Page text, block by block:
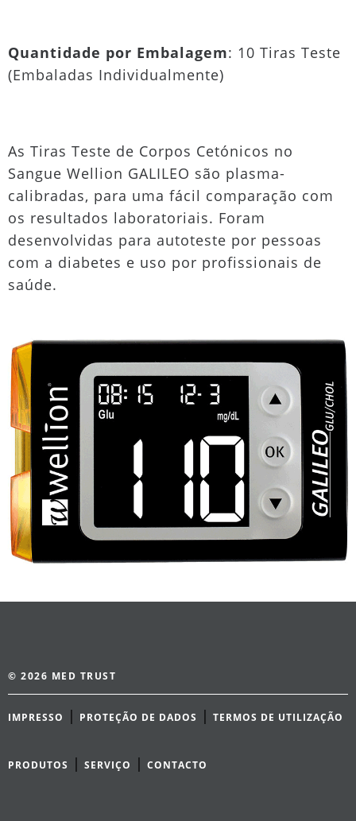
Quantidade por Embalagem: 10 Tiras Teste
(Embaladas Individualmente)
As Tiras Teste de Corpos Cetónicos no
Sangue Wellion GALILEO são plasma-
calibradas, para uma fácil comparação com
os resultados laboratoriais. Foram
desenvolvidas para autoteste por pessoas
com a diabetes e uso por profissionais de
saúde.
© 2026 MED TRUST
IMPRESSO | PROTEÇÃO DE DADOS | TERMOS DE UTILIZAÇÃO
PRODUTOS | SERVIÇO | CONTACTO